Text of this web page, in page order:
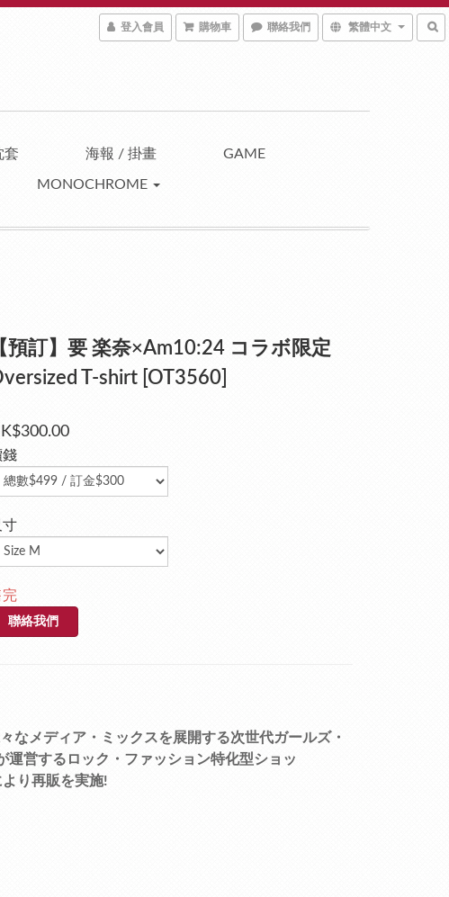
登入會員 購物車 聯絡我們 繁體中文
套 海報 / 掛畫 GAME
MONOCHROME
預訂】要 楽奈×Am10:24 コラボ限定
T-shirt [OT3560]
錢
寸
完
聯絡我們
なメディア・ミックスを展開する次世代ガールズ・
営するロック・ファッション特化型ショッ
り再販を実施!